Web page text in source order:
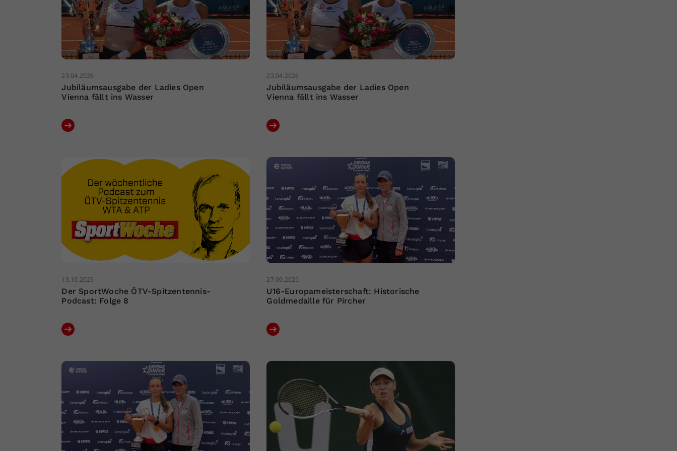
23.04.2026
Jubiläumsausgabe der Ladies Open
Vienna fällt ins Wasser
23.04.2026
Jubiläumsausgabe der Ladies Open
Vienna fällt ins Wasser
13.10.2025
Der SportWoche ÖTV-Spitzentennis-
Podcast: Folge 8
27.09.2025
U16-Europameisterschaft: Historische
Goldmedaille für Pircher